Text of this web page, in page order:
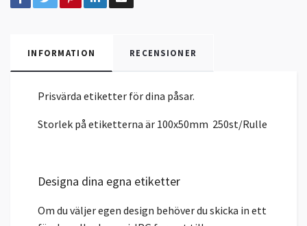
INFORMATION RECENSIONER
Prisvärda etiketter för dina påsar.
Storlek på etiketterna är 100x50mm 250st/Rulle
Designa dina egna etiketter
Om du väljer egen design behöver du skicka in ett